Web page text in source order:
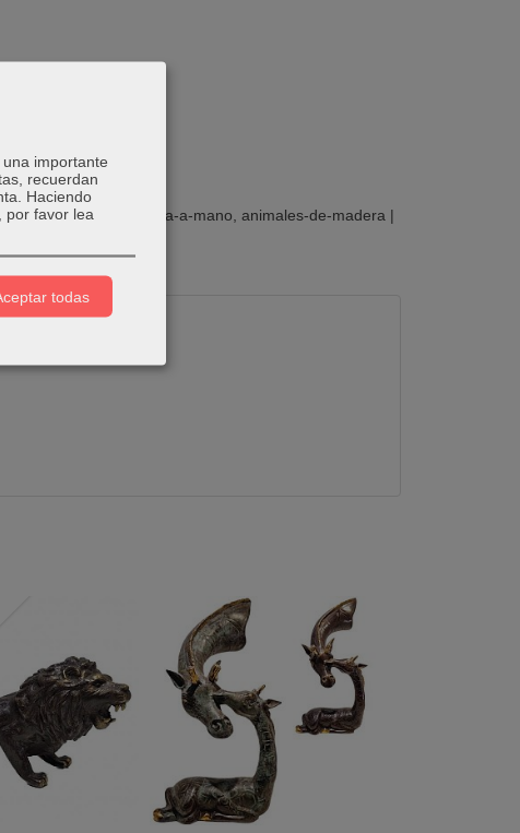
madera figura-tallada-a-mano animales-de-madera |
importante
recuerdan
Haciendo
por favor lea
todas